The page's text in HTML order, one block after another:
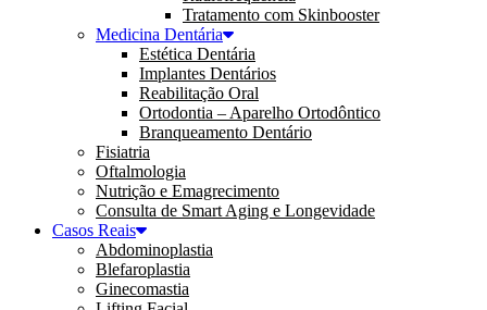
Tratamento com Skinbooster
Medicina Dentária
Estética Dentária
Implantes Dentários
Reabilitação Oral
Ortodontia – Aparelho Ortodôntico
Branqueamento Dentário
Fisiatria
Oftalmologia
Nutrição e Emagrecimento
Consulta de Smart Aging e Longevidade
Casos Reais
Abdominoplastia
Blefaroplastia
Ginecomastia